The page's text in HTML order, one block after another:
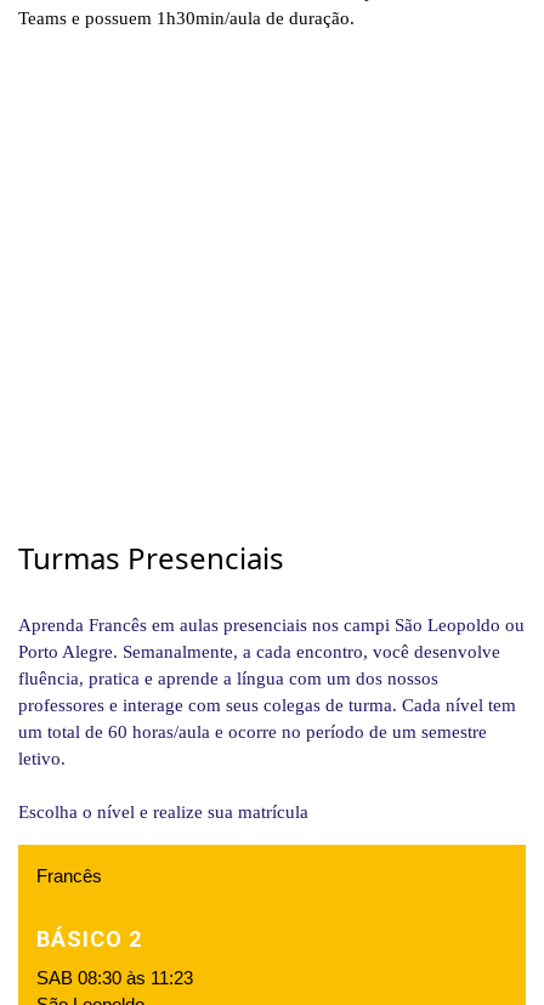
Teams e possuem 1h30min/aula de duração.
Turmas Presenciais
Aprenda Francês em aulas presenciais nos campi São Leopoldo ou
Porto Alegre. Semanalmente, a cada encontro, você desenvolve
fluência, pratica e aprende a língua com um dos nossos
professores e interage com seus colegas de turma. Cada nível tem
um total de 60 horas/aula e ocorre no período de um semestre
letivo.
Escolha o nível e realize sua matrícula
Francês
BÁSICO 2
SAB 08:30 às 11:23